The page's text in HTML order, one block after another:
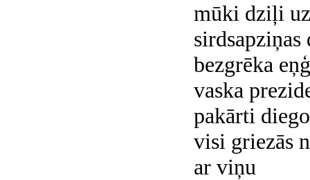
mūki dziļi
bezgrēka
vaska
pakārti
visi griezās
ar viņu